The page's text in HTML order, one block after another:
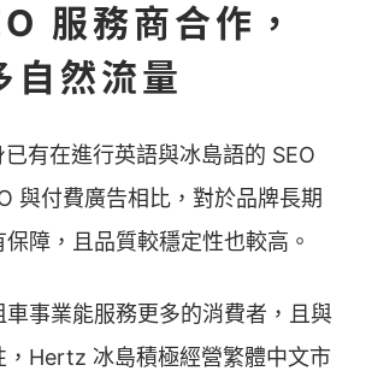
服務商合作，
自然流量
有在進行英語與冰島語的 SEO
與付費廣告相比，對於品牌長期
障，且品質較穩定性也較高。
事業能服務更多的消費者，且與
，Hertz 冰島積極經營繁體中文市